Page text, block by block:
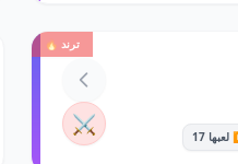
ترند 🔥
17
⚔️